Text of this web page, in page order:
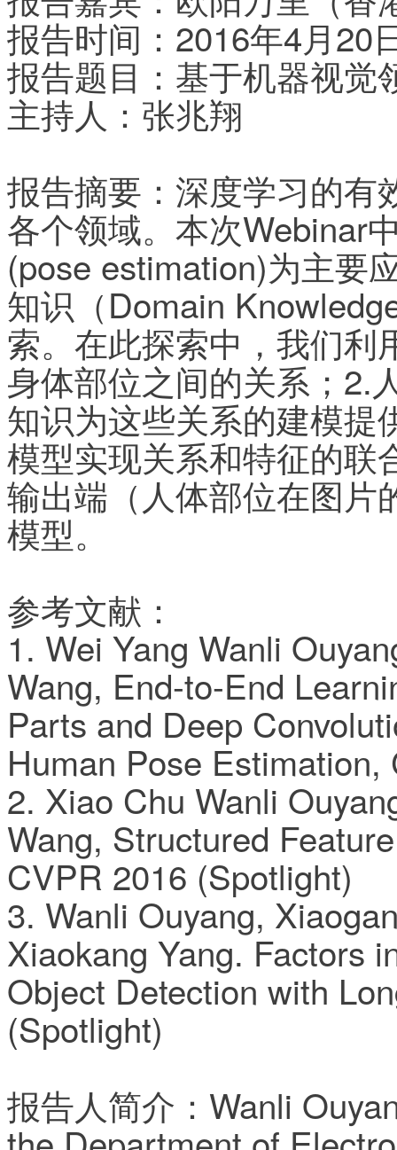
报告时间：2016年4月20
报告题目：基于机器视觉
主持人：张兆翔
报告摘要：深度学习的有
各个领域。本次Webinar
(pose estimation)为主要
知识（Domain
索。在此探索中，我们利
身体部位之间的关系；2.
知识为这些关系的建模提
模型实现关系和特征的联
输出端（人体部位在图片
模型。
参考文献：
1. Wei Yang Wanli
Wang, End-to-End
Parts and Deep
Human Pose
2. Xiao Chu Wanli
Wang, Structured
CVPR 2016 (Spotlight)
3. Wanli Ouyang,
Xiaokang Yang. Factors
Object Detection with
(Spotlight)
报告人简介：Wanli